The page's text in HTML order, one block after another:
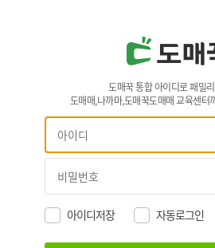
도매꾹 통합 아이디로 패밀
도매매,나까마,도매꾹도매매 교육센터
아이디저장 자동로그인